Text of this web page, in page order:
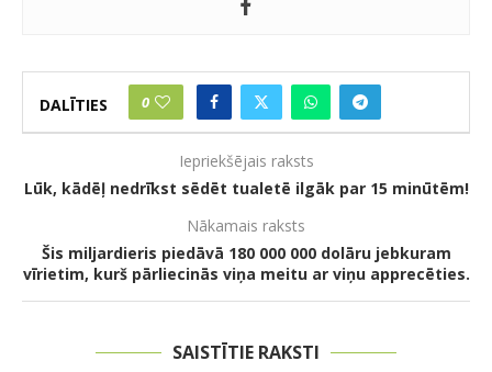
DALĪTIES 0
Iepriekšējais raksts
Lūk, kādēļ nedrīkst sēdēt tualetē ilgāk par 15 minūtēm!
Nākamais raksts
Šis miljardieris piedāvā 180 000 000 dolāru jebkuram
vīrietim, kurš pārliecinās viņa meitu ar viņu apprecēties.
SAISTĪTIE RAKSTI